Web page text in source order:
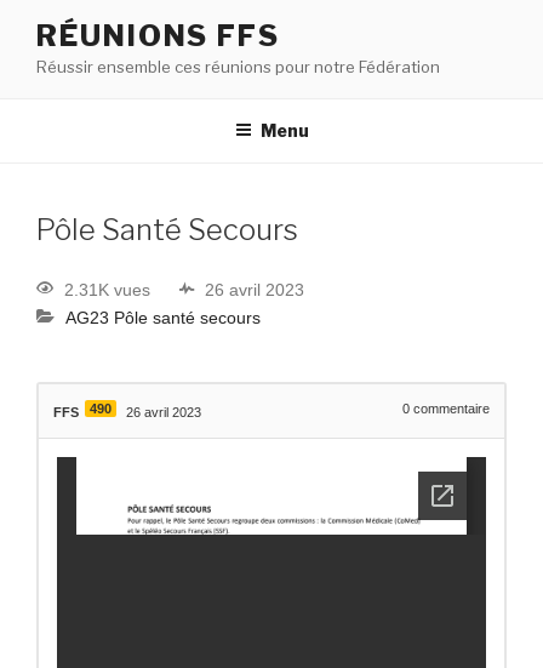
RÉUNIONS FFS
Réussir ensemble ces réunions pour notre Fédération
Menu
Pôle Santé Secours
2.31K vues
26 avril 2023
AG23 Pôle santé secours
FFS 490 26 avril 2023 0 commentaire